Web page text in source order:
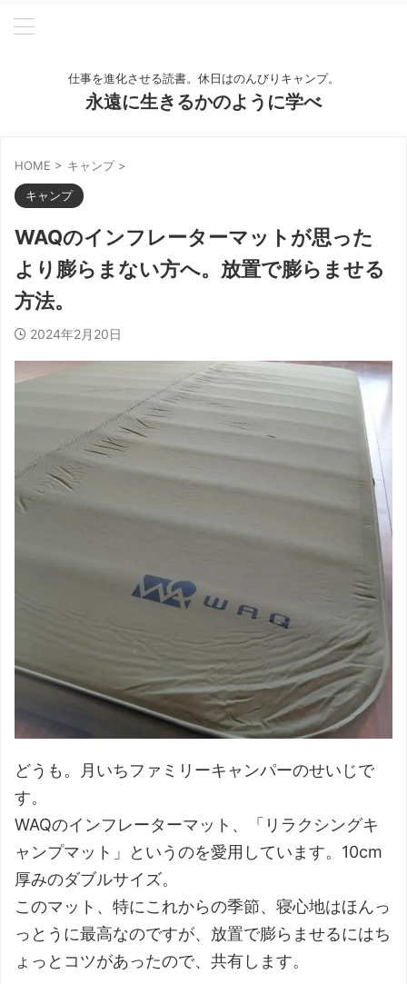
仕事を進化させる読書。休日はのんびりキャンプ。
永遠に生きるかのように学べ
HOME > キャンプ >
キャンプ
WAQのインフレーターマットが思った
より膨らまない方へ。放置で膨らませる
方法。
2024年2月20日
どうも。月いちファミリーキャンパーのせいじで
す。
WAQのインフレーターマット、「リラクシングキ
ャンプマット」というのを愛用しています。10cm
厚みのダブルサイズ。
このマット、特にこれからの季節、寝心地はほんっ
っとうに最高なのですが、放置で膨らませるにはち
ょっとコツがあったので、共有します。